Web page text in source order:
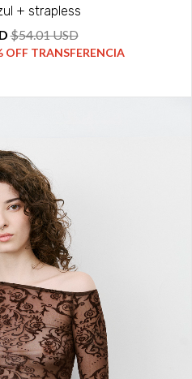
+ strapless
$54.01 USD
OFF TRANSFERENCIA